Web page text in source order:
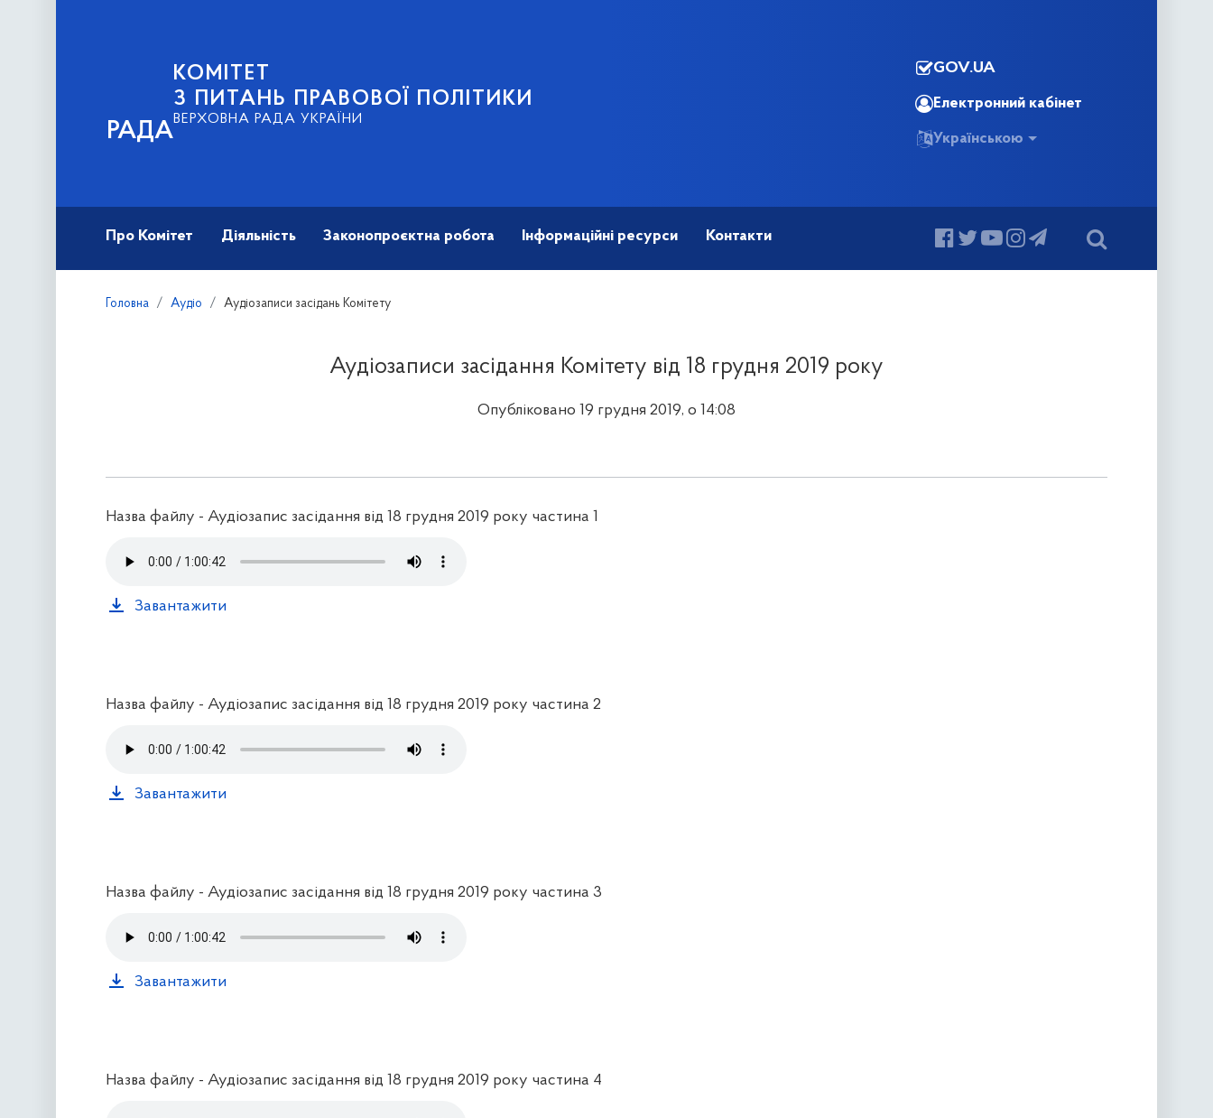
РАДА
КОМІТЕТ
З ПИТАНЬ ПРАВОВОЇ ПОЛІТИКИ
ВЕРХОВНА РАДА УКРАЇНИ
GOV.UA
Електронний кабінет
Українською
Про Комітет Діяльність Законопроєктна робота Інформаційні ресурси Контакти
Головна Аудіо Аудіозаписи засідань Комітету
Аудіозаписи засідання Комітету від 18 грудня 2019 року
Опубліковано 19 грудня 2019, о 14:08
Назва файлу - Аудіозапис засідання від 18 грудня 2019 року частина 1
Завантажити
Назва файлу - Аудіозапис засідання від 18 грудня 2019 року частина 2
Завантажити
Назва файлу - Аудіозапис засідання від 18 грудня 2019 року частина 3
Завантажити
Назва файлу - Аудіозапис засідання від 18 грудня 2019 року частина 4